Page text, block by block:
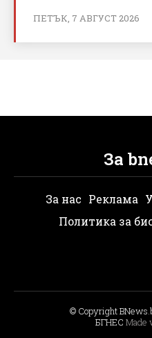
ПЕТЪК, 7 АВГУСТ 2026
За
За нас Реклама
Политика за
© Copyright
БГНЕС Мade